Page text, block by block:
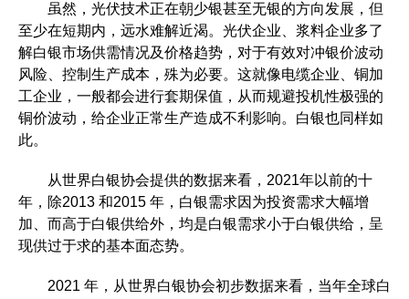
虽然，光伏技术正在朝少银甚至无银的方向发展，但
至少在短期内，远水难解近渴。光伏企业、浆料企业多了
解白银市场供需情况及价格趋势，对于有效对冲银价波动
风险、控制生产成本，殊为必要。这就像电缆企业、铜加
工企业，一般都会进行套期保值，从而规避投机性极强的
铜价波动，给企业正常生产造成不利影响。白银也同样如
此。
从世界白银协会提供的数据来看，2021年以前的十
年，除2013 和2015 年，白银需求因为投资需求大幅增
加、而高于白银供给外，均是白银需求小于白银供给，呈
现供过于求的基本面态势。
2021 年，从世界白银协会初步数据来看，当年全球白